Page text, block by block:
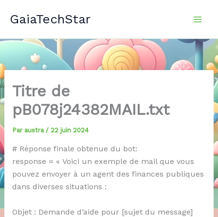
GaiaTechStar
Titre de
pB078j24382MAIL.txt
Par austra / 22 juin 2024
# Réponse finale obtenue du bot:
response = « Voici un exemple de mail que vous
pouvez envoyer à un agent des finances publiques
dans diverses situations :
Objet : Demande d’aide pour [sujet du message]